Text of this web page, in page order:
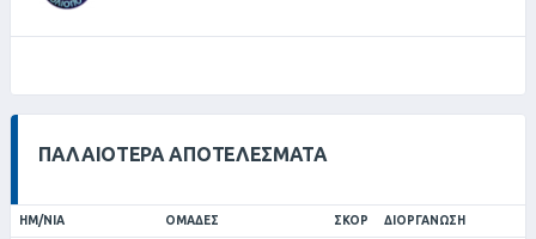
ΠΑΛΑΙΌΤΕΡΑ ΑΠΟΤΕΛΈΣΜΑΤΑ
ΗΜ/ΝΊΑ ΟΜΆΔΕΣ ΣΚΟΡ ΔΙΟΡΓΆΝΩΣΗ